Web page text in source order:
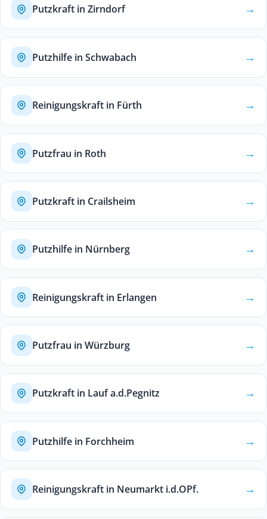
Putzkraft in Zirndorf →
Putzhilfe in Schwabach →
Reinigungskraft in Fürth →
Putzfrau in Roth →
Putzkraft in Crailsheim →
Putzhilfe in Nürnberg →
Reinigungskraft in Erlangen →
Putzfrau in Würzburg →
Putzkraft in Lauf a.d.Pegnitz →
Putzhilfe in Forchheim →
Reinigungskraft in Neumarkt i.d.OPf. →